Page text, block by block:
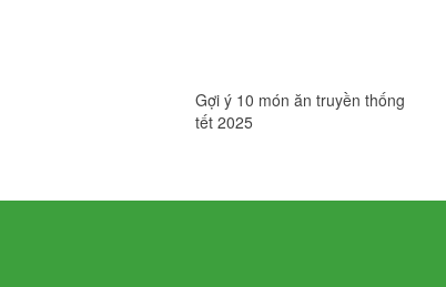
Gợi ý 10 món ăn truyền thống
tết 2025